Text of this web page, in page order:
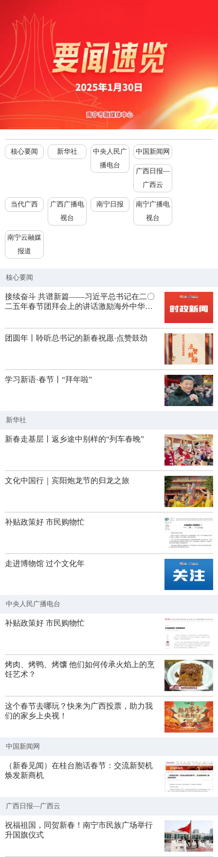
核心要闻 新华社
中央人民广
播电台
中国新闻网
广西日报—
广西云
当代广西
广西广播电
视台
南宁日报
南宁广播电
视台
南宁云融媒
报道
核心要闻
接续奋斗 共谱新篇——习近平总书记在二〇
二五年春节团拜会上的讲话激励海外中华儿
团圆年丨聆听总书记的新春祝愿·点赞鼓劲
学习新语·春节丨“拜年啦”
新华社
新春走基层丨返乡途中别样的“列车春晚”
文化中国行｜宾阳炮龙节的归龙之旅
补贴政策好 市民购物忙
走进博物馆 过个文化年
中央人民广播电台
补贴政策好 市民购物忙
烤肉、烤鸭、烤馕 他们如何传承火焰上的烹
饪艺术？
这个春节去哪玩？快来为广西投票，助力我
们的家乡上央视！
中国新闻网
（新春见闻）在桂台胞话春节：交流新契机
焕发新商机
广西日报—广西云
祝福祖国，同贺新春！南宁市民族广场举行
升国旗仪式